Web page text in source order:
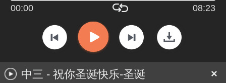
00:00 08:23
×
中三 - 祝你圣诞快乐-圣诞